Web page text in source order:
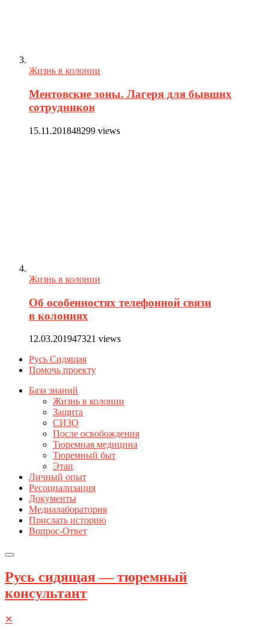
Жизнь в колонии
Ментовские зоны. Лагеря для бывших
сотрудников
15.11.201848299 views
Жизнь в колонии
Об особенностях телефонной связи
в колониях
12.03.201947321 views
Русь Сидящая
Помочь проекту
База знаний
Жизнь в колонии
Защита
СИЗО
После освобождения
Тюремная медицина
Тюремный быт
Этап
Личный опыт
Ресоциализация
Документы
Медиалаборатория
Прислать историю
Вопрос-Ответ
Русь сидящая — тюремный
консультант
✕